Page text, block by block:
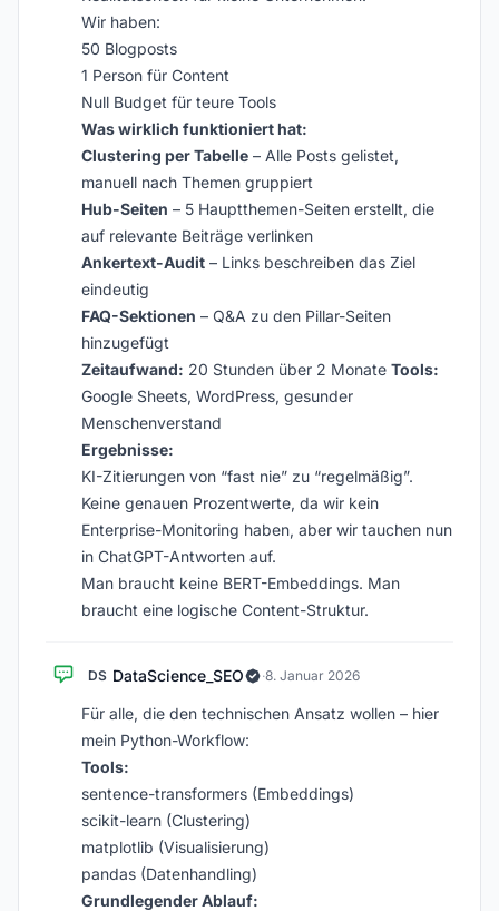
Wir haben:
50 Blogposts
1 Person für Content
Null Budget für teure Tools
Was wirklich funktioniert hat:
Clustering per Tabelle – Alle Posts gelistet,
manuell nach Themen gruppiert
Hub-Seiten – 5 Hauptthemen-Seiten erstellt, die
auf relevante Beiträge verlinken
Ankertext-Audit – Links beschreiben das Ziel
eindeutig
FAQ-Sektionen – Q&A zu den Pillar-Seiten
hinzugefügt
Zeitaufwand: 20 Stunden über 2 Monate Tools:
Google Sheets, WordPress, gesunder
Menschenverstand
Ergebnisse:
KI-Zitierungen von “fast nie” zu “regelmäßig”.
Keine genauen Prozentwerte, da wir kein
Enterprise-Monitoring haben, aber wir tauchen nun
in ChatGPT-Antworten auf.
Man braucht keine BERT-Embeddings. Man
braucht eine logische Content-Struktur.
DS DataScience_SEO ·8. Januar 2026
Für alle, die den technischen Ansatz wollen – hier
mein Python-Workflow:
Tools:
sentence-transformers (Embeddings)
scikit-learn (Clustering)
matplotlib (Visualisierung)
pandas (Datenhandling)
Grundlegender Ablauf: